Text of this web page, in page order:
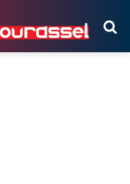
بحث
عن